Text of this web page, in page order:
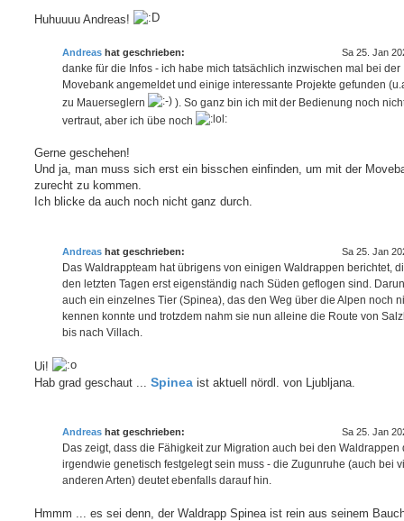
tHuhuuuu Andreas!
Andreas hat geschrieben: Sa 25. Jan
danke für die Infos - ich habe mich tatsächlich inzwischen mal bei der
Movebank angemeldet und einige interessante Projekte gefunden
zu Mauerseglern
). So ganz bin ich mit der Bedienung noch
vertraut, aber ich übe noch
Gerne geschehen!
Und ja, man muss sich erst ein bisschen einfinden, um mit der
zurecht zu kommen.
Ich blicke da auch noch nicht ganz durch.
Andreas hat geschrieben: Sa 25. Jan
Das Waldrappteam hat übrigens von einigen Waldrappen berichtet,
den letzten Tagen erst eigenständig nach Süden geflogen sind.
auch ein einzelnes Tier (Spinea), das den Weg über die Alpen noch
kennen konnte und trotzdem nahm sie nun alleine die Route von
bis nach Villach.
Ui!
Hab grad geschaut ... Spinea ist aktuell nördl. von Ljubljana.
Andreas hat geschrieben: Sa 25. Jan
Das zeigt, dass die Fähigkeit zur Migration auch bei den Waldrappen
irgendwie genetisch festgelegt sein muss - die Zugunruhe (auch bei
anderen Arten) deutet ebenfalls darauf hin.
Hmmm ... es sei denn, der Waldrapp Spinea ist rein aus seinem